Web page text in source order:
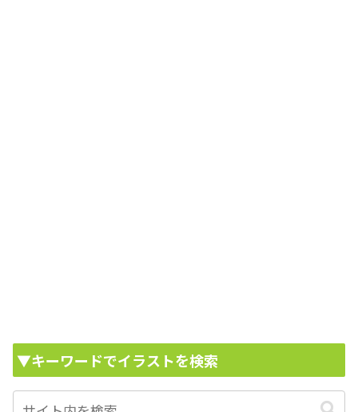
▼キーワードでイラストを検索